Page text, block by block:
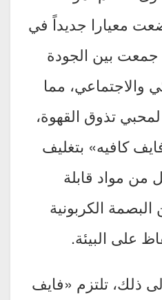
معيارا جديداً في
بين الجودة
والاجتماعي، مما
لمحبي تذوق القهوة،
كافيه» بتغليف
من مواد قابلة
الكربونية
على البيئة.
ذلك، تلتزم «فايف